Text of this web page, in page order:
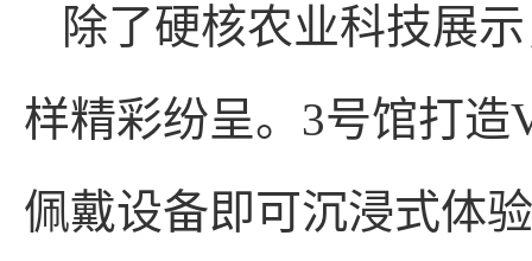
除了硬核农业科技展
样精彩纷呈。3号馆打
佩戴设备即可沉浸式体